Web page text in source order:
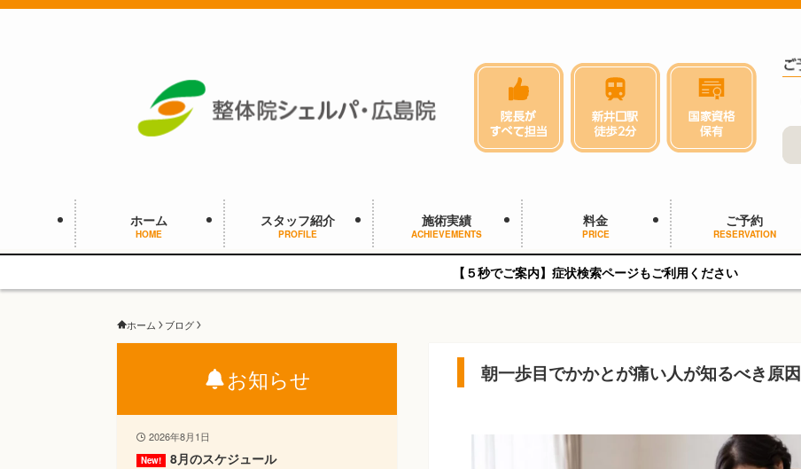
ホーム
HOME
スタッフ紹介
PROFILE
施術実績
ACHIEVEMENTS
料金
PRICE
ご予約
RESERVATION
【５秒でご案内】症状検索ページもご利用ください
ホーム ブログ
朝一歩目でかかとが痛い人が知るべき原因
お知らせ
2026年8月1日
8月のスケジュール